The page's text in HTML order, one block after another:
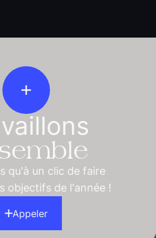
qu'à un clic de faire
objectifs de l'année !
Appeler